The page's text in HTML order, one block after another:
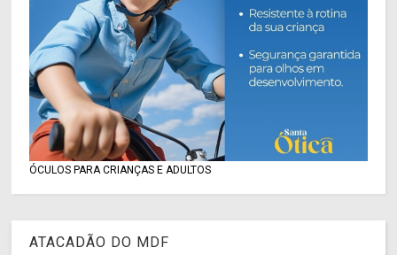
ÓCULOS PARA CRIANÇAS E ADULTOS
ATACADÃO DO MDF